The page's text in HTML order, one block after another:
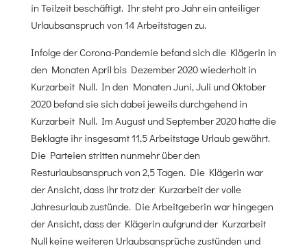
in Teilzeit beschäftigt. Ihr steht pro Jahr ein anteiliger
Urlaubsanspruch von 14 Arbeitstagen zu.
Infolge der Corona-Pandemie befand sich die Klägerin in
den Monaten April bis Dezember 2020 wiederholt in
Kurzarbeit Null. In den Monaten Juni, Juli und Oktober
2020 befand sie sich dabei jeweils durchgehend in
Kurzarbeit Null. Im August und September 2020 hatte die
Beklagte ihr insgesamt 11,5 Arbeitstage Urlaub gewährt.
Die Parteien stritten nunmehr über den
Resturlaubsanspruch von 2,5 Tagen. Die Klägerin war
der Ansicht, dass ihr trotz der Kurzarbeit der volle
Jahresurlaub zustünde. Die Arbeitgeberin war hingegen
der Ansicht, dass der Klägerin aufgrund der Kurzarbeit
Null keine weiteren Urlaubsansprüche zustünden und